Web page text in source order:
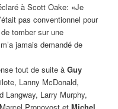
à Scott Oake: «Je
pas conventionnel pour
tomber sur une
jamais demandé de
tout de suite à Guy
Lanny McDonald,
Langway, Larry Murphy,